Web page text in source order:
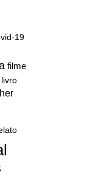
19
filme
livro